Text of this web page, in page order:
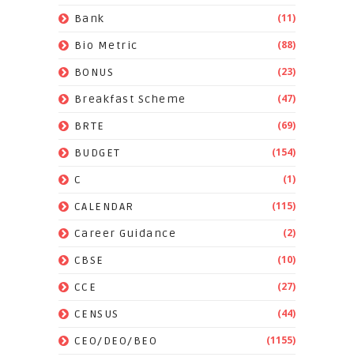
Bank (11)
Bio Metric (88)
BONUS (23)
Breakfast Scheme (47)
BRTE (69)
BUDGET (154)
C (1)
CALENDAR (115)
Career Guidance (2)
CBSE (10)
CCE (27)
CENSUS (44)
CEO/DEO/BEO (1155)